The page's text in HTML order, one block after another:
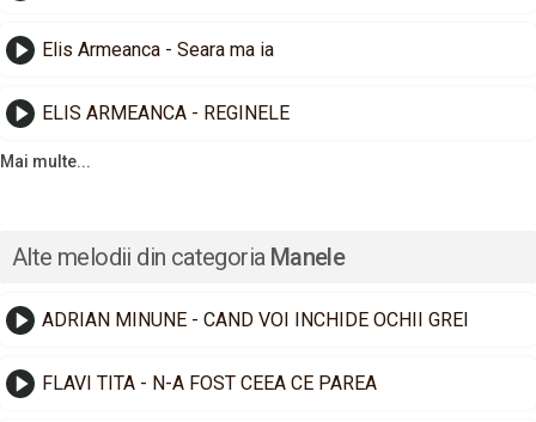
Elis Armeanca - Seara ma ia
ELIS ARMEANCA - REGINELE
Mai multe...
Alte melodii din categoria Manele
ADRIAN MINUNE - CAND VOI INCHIDE OCHII GREI
FLAVI TITA - N-A FOST CEEA CE PAREA